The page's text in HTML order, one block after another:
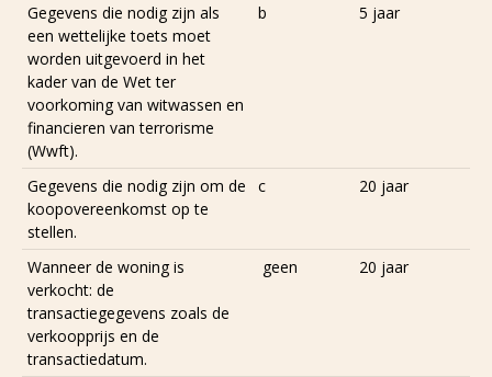
Gegevens die nodig zijn als
een wettelijke toets moet
worden uitgevoerd in het
kader van de Wet ter
voorkoming van witwassen en
financieren van terrorisme
(Wwft).
b 5 jaar
Gegevens die nodig zijn om de
koopovereenkomst op te
stellen.
c 20 jaar
Wanneer de woning is
verkocht: de
transactiegegevens zoals de
verkoopprijs en de
transactiedatum.
geen 20 jaar